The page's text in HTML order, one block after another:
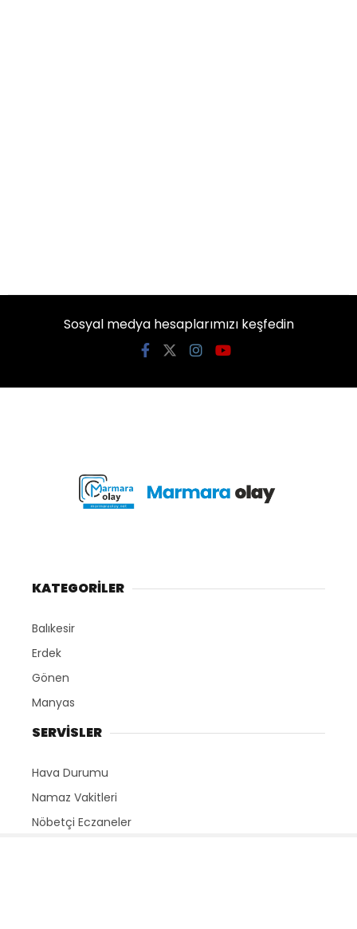
Sosyal medya hesaplarımızı keşfedin
KATEGORİLER
Balıkesir
Erdek
Gönen
Manyas
SERVİSLER
Hava Durumu
Namaz Vakitleri
Nöbetçi Eczaneler